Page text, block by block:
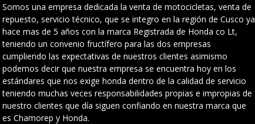
Somos una empresa dedicada la venta de motocicletas, venta de
repuesto, servicio técnico, que se integro en la región de Cusco ya
hace mas de 5 años con la marca Registrada de Honda co Lt,
teniendo un convenio fructífero para las dos empresas
cumpliendo las expectativas de nuestros clientes asimismo
podemos decir que nuestra empresa se encuentra hoy en los
estándares que nos exige honda dentro de la calidad de servicio
teniendo muchas veces responsabilidades propias e impropias de
nuestro clientes que día siguen confiando en nuestra marca que
es Chamorep y Honda.